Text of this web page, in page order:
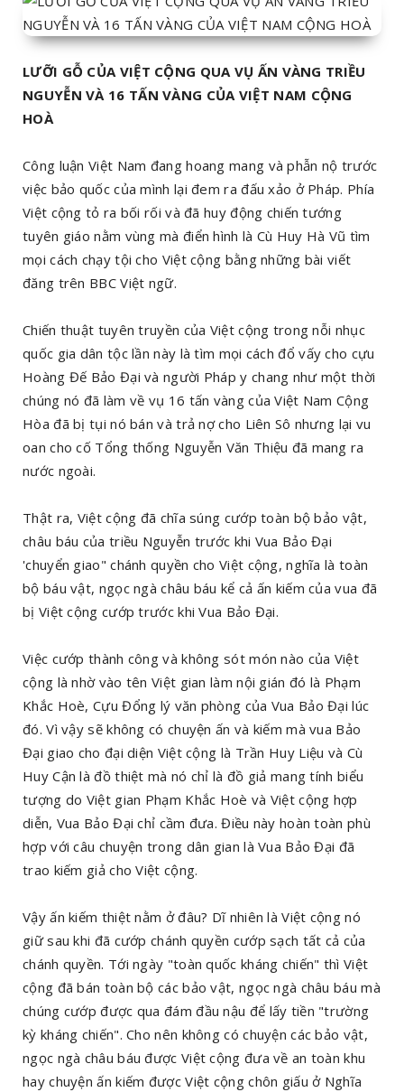
LƯỠI GỖ CỦA VIỆT CỘNG QUA VỤ ẤN VÀNG TRIỀU
NGUYỄN VÀ 16 TẤN VÀNG CỦA VIỆT NAM CỘNG
HOÀ
Công luận Việt Nam đang hoang mang và phẫn nộ trước
việc bảo quốc của mình lại đem ra đấu xảo ở Pháp. Phía
Việt cộng tỏ ra bối rối và đã huy động chiến tướng
tuyên giáo nằm vùng mà điển hình là Cù Huy Hà Vũ tìm
mọi cách chạy tội cho Việt cộng bằng những bài viết
đăng trên BBC Việt ngữ.
Chiến thuật tuyên truyền của Việt cộng trong nỗi nhục
quốc gia dân tộc lần này là tìm mọi cách đổ vấy cho cựu
Hoàng Đế Bảo Đại và người Pháp y chang như một thời
chúng nó đã làm về vụ 16 tấn vàng của Việt Nam Cộng
Hòa đã bị tụi nó bán và trả nợ cho Liên Sô nhưng lại vu
oan cho cố Tổng thống Nguyễn Văn Thiệu đã mang ra
nước ngoài.
Thật ra, Việt cộng đã chĩa súng cướp toàn bộ bảo vật,
châu báu của triều Nguyễn trước khi Vua Bảo Đại
'chuyển giao" chánh quyền cho Việt cộng, nghĩa là toàn
bộ báu vật, ngọc ngà châu báu kể cả ấn kiếm của vua đã
bị Việt cộng cướp trước khi Vua Bảo Đại.
Việc cướp thành công và không sót món nào của Việt
cộng là nhờ vào tên Việt gian làm nội gián đó là Phạm
Khắc Hoè, Cựu Đổng lý văn phòng của Vua Bảo Đại lúc
đó. Vì vậy sẽ không có chuyện ấn và kiếm mà vua Bảo
Đại giao cho đại diện Việt cộng là Trần Huy Liệu và Cù
Huy Cận là đồ thiệt mà nó chỉ là đồ giả mang tính biểu
tượng do Việt gian Phạm Khắc Hoè và Việt cộng hợp
diễn, Vua Bảo Đại chỉ cầm đưa. Điều này hoàn toàn phù
hợp với câu chuyện trong dân gian là Vua Bảo Đại đã
trao kiếm giả cho Việt cộng.
Vậy ấn kiếm thiệt nằm ở đâu? Dĩ nhiên là Việt cộng nó
giữ sau khi đã cướp chánh quyền cướp sạch tất cả của
chánh quyền. Tới ngày "toàn quốc kháng chiến" thì Việt
cộng đã bán toàn bộ các bảo vật, ngọc ngà châu báu mà
chúng cướp được qua đám đầu nậu để lấy tiền "trường
kỳ kháng chiến". Cho nên không có chuyện các bảo vật,
ngọc ngà châu báu được Việt cộng đưa về an toàn khu
hay chuyện ấn kiếm được Việt cộng chôn giấu ở Nghĩa